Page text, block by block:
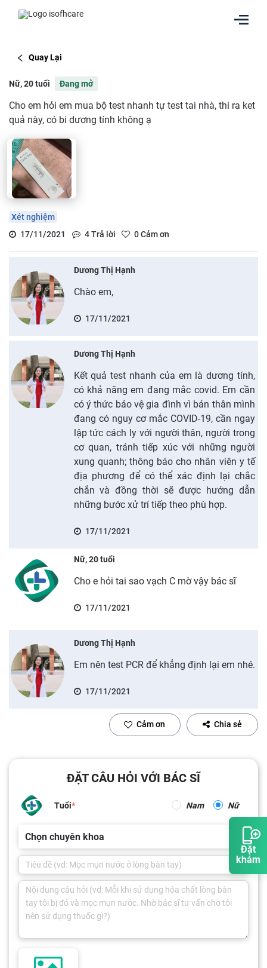
Đặt
khám
Quay Lại
Nữ, 20 tuổi Đang mở
Cho em hỏi em mua bộ test nhanh tự test tai nhà, thi ra ket
quả này, có bi dương tính không ạ
Xét nghiệm
17/11/2021
4Trả lời 0Cảm ơn
Dương Thị Hạnh
Chào em,
17/11/2021
Dương Thị Hạnh
Kết quả test nhanh của em là dương tính,
có khả năng em đang mắc covid. Em cần
có ý thức bảo vệ gia đình vì bản thân mình
đang có nguy cơ mắc COVID-19, cần ngay
lập tức cách ly với người thân, người trong
cơ quan, tránh tiếp xúc với những người
xung quanh; thông báo cho nhân viên y tế
địa phương để có thể xác định lại chắc
chắn và đồng thời sẽ được hướng dẫn
những bước xử trí tiếp theo phù hợp.
17/11/2021
Nữ, 20 tuổi
Cho e hỏi tai sao vạch C mờ vậy bác sĩ
17/11/2021
Dương Thị Hạnh
Em nên test PCR để khẳng định lại em nhé.
17/11/2021
Cảm ơn Chia sẻ
ĐẶT CÂU HỎI VỚI BÁC SĨ
Tuổi Nam Nữ
Chọn chuyên khoa